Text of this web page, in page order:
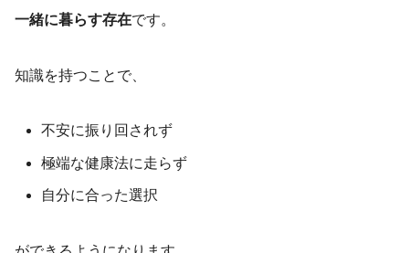
一緒に暮らす存在です。
知識を持つことで、
不安に振り回されず
極端な健康法に走らず
自分に合った選択